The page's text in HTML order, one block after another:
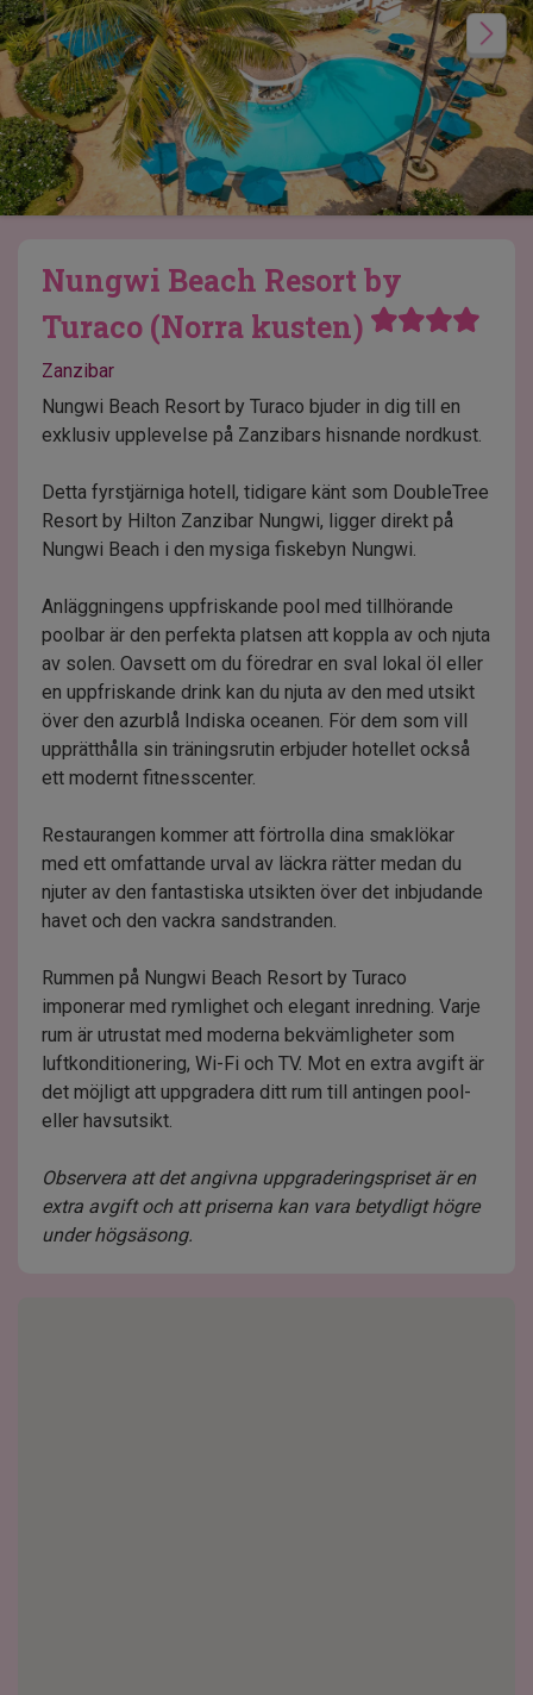
Nungwi Beach Resort by
Turaco (Norra kusten)
Zanzibar
Nungwi Beach Resort by Turaco bjuder in dig till en
exklusiv upplevelse på Zanzibars hisnande nordkust.
Detta fyrstjärniga hotell, tidigare känt som DoubleTree
Resort by Hilton Zanzibar Nungwi, ligger direkt på
Nungwi Beach i den mysiga fiskebyn Nungwi.
Anläggningens uppfriskande pool med tillhörande
poolbar är den perfekta platsen att koppla av och njuta
av solen. Oavsett om du föredrar en sval lokal öl eller
en uppfriskande drink kan du njuta av den med utsikt
över den azurblå Indiska oceanen. För dem som vill
upprätthålla sin träningsrutin erbjuder hotellet också
ett modernt fitnesscenter.
Restaurangen kommer att förtrolla dina smaklökar
med ett omfattande urval av läckra rätter medan du
njuter av den fantastiska utsikten över det inbjudande
havet och den vackra sandstranden.
Rummen på Nungwi Beach Resort by Turaco
imponerar med rymlighet och elegant inredning. Varje
rum är utrustat med moderna bekvämligheter som
luftkonditionering, Wi-Fi och TV. Mot en extra avgift är
det möjligt att uppgradera ditt rum till antingen pool-
eller havsutsikt.
Observera att det angivna uppgraderingspriset är en
extra avgift och att priserna kan vara betydligt högre
under högsäsong.